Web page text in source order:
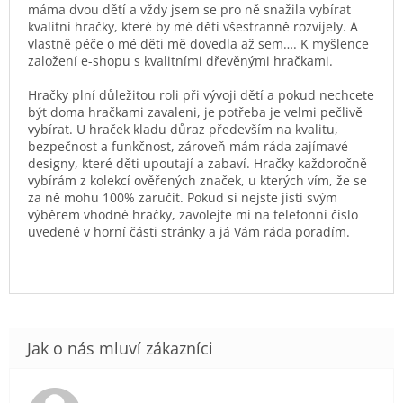
máma dvou dětí a vždy jsem se pro ně snažila vybírat
kvalitní hračky, které by mé děti všestranně rozvíjely. A
vlastně péče o mé děti mě dovedla až sem…. K myšlence
založení e-shopu s kvalitními dřevěnými hračkami.
Hračky plní důležitou roli při vývoji dětí a pokud nechcete
být doma hračkami zavaleni, je potřeba je velmi pečlivě
vybírat. U hraček kladu důraz především na kvalitu,
bezpečnost a funkčnost, zároveň mám ráda zajímavé
designy, které děti upoutají a zabaví. Hračky každoročně
vybírám z kolekcí ověřených značek, u kterých vím, že se
za ně mohu 100% zaručit. Pokud si nejste jisti svým
výběrem vhodné hračky, zavolejte mi na telefonní číslo
uvedené v horní části stránky a já Vám ráda poradím.